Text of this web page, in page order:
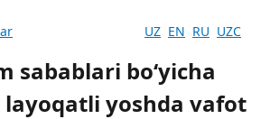
UZ EN RU UZC
sabablari bo‘yicha
yoshda vafot